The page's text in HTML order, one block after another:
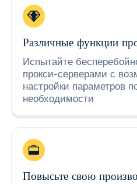
Различные функции
Испытайте
прокси-серверами с
настройки параметров
необходимости
Повысьте свою